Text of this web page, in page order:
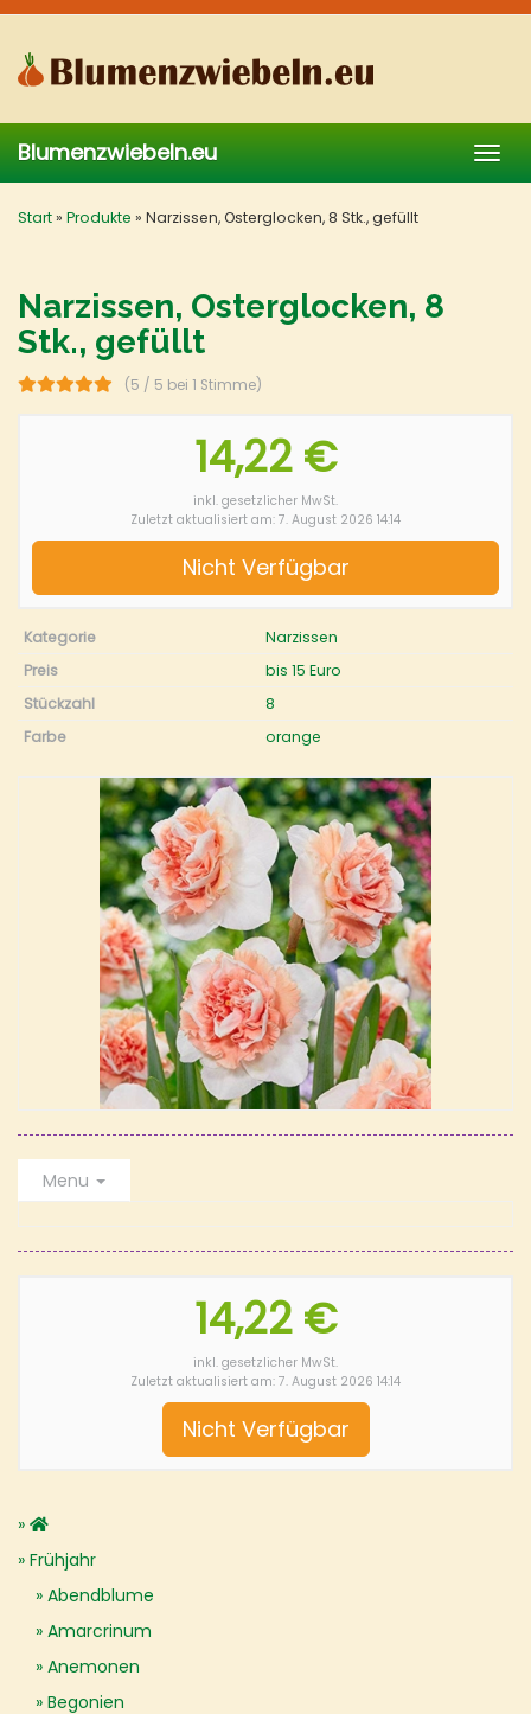
Skip
main
content
Blumenzwiebeln.eu
Start» Produkte » Narzissen, Osterglocken, 8 Stk., gefüllt
Narzissen, Osterglocken, 8
Stk., gefüllt
(5 / 5 bei 1 Stimme)
14,22 €
inkl. gesetzlicher MwSt.
Zuletzt aktualisiert am: 7. August 2026 14:14
Nicht Verfügbar
Kategorie
Narzissen
Preis
bis 15 Euro
Stückzahl
8
Farbe
orange
Menu
14,22 €
inkl. gesetzlicher MwSt.
Zuletzt aktualisiert am: 7. August 2026 14:14
Nicht Verfügbar
Frühjahr
Abendblume
Amarcrinum
Anemonen
Begonien